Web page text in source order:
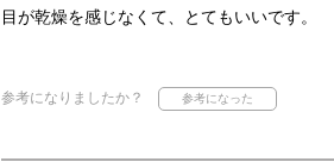
目が乾燥を感じなくて、とてもいいです。
参考になりましたか？